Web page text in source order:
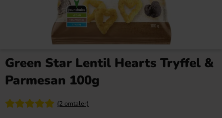
Tropical 330ml
29 kr
Green Star Lentil Hearts Tryffel &
Parmesan 100g
(2 omtaler)